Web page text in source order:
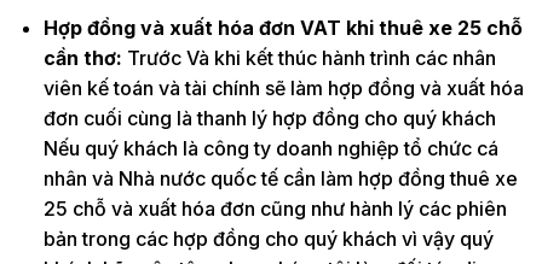
Hợp đồng và xuất hóa đơn VAT khi thuê xe 25 chỗ
cần thơ: Trước Và khi kết thúc hành trình các nhân
viên kế toán và tài chính sẽ làm hợp đồng và xuất hóa
đơn cuối cùng là thanh lý hợp đồng cho quý khách
Nếu quý khách là công ty doanh nghiệp tổ chức cá
nhân và Nhà nước quốc tế cần làm hợp đồng thuê xe
25 chỗ và xuất hóa đơn cũng như hành lý các phiên
bản trong các hợp đồng cho quý khách vì vậy quý